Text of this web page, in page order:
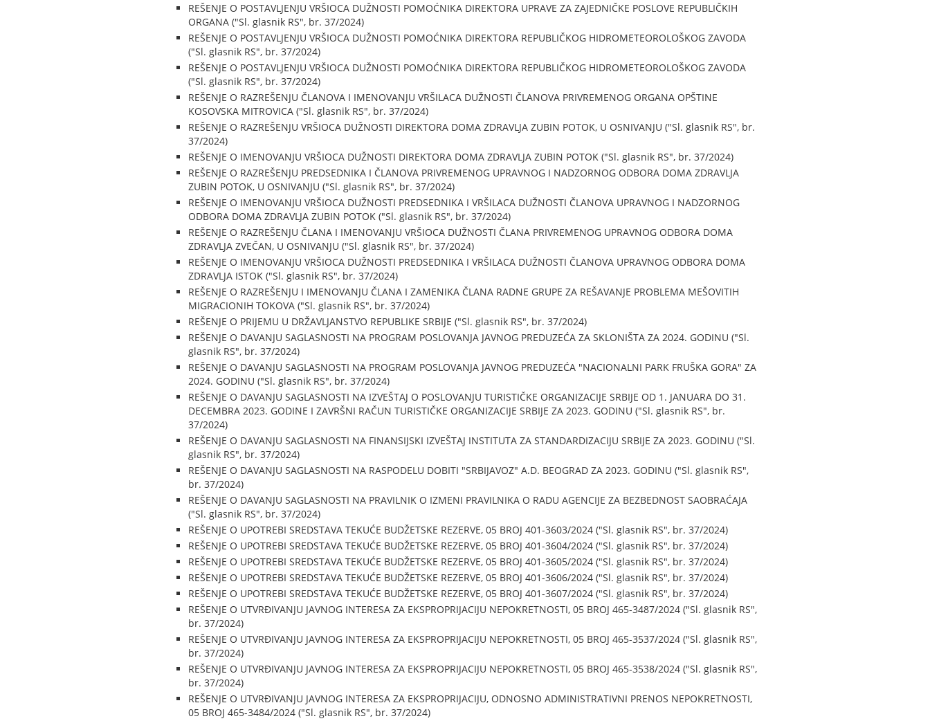
REŠENJE O POSTAVLJENJU VRŠIOCA DUŽNOSTI POMOĆNIKA DIREKTORA UPRAVE ZA ZAJEDNIČKE POSLOVE REPUBLIČKIH
ORGANA ("Sl. glasnik RS", br. 37/2024)
REŠENJE O POSTAVLJENJU VRŠIOCA DUŽNOSTI POMOĆNIKA DIREKTORA REPUBLIČKOG HIDROMETEOROLOŠKOG ZAVODA
("Sl. glasnik RS", br. 37/2024)
REŠENJE O POSTAVLJENJU VRŠIOCA DUŽNOSTI POMOĆNIKA DIREKTORA REPUBLIČKOG HIDROMETEOROLOŠKOG ZAVODA
("Sl. glasnik RS", br. 37/2024)
REŠENJE O RAZREŠENJU ČLANOVA I IMENOVANJU VRŠILACA DUŽNOSTI ČLANOVA PRIVREMENOG ORGANA OPŠTINE
KOSOVSKA MITROVICA ("Sl. glasnik RS", br. 37/2024)
REŠENJE O RAZREŠENJU VRŠIOCA DUŽNOSTI DIREKTORA DOMA ZDRAVLJA ZUBIN POTOK, U OSNIVANJU ("Sl. glasnik RS", br.
37/2024)
REŠENJE O IMENOVANJU VRŠIOCA DUŽNOSTI DIREKTORA DOMA ZDRAVLJA ZUBIN POTOK ("Sl. glasnik RS", br. 37/2024)
REŠENJE O RAZREŠENJU PREDSEDNIKA I ČLANOVA PRIVREMENOG UPRAVNOG I NADZORNOG ODBORA DOMA ZDRAVLJA
ZUBIN POTOK, U OSNIVANJU ("Sl. glasnik RS", br. 37/2024)
REŠENJE O IMENOVANJU VRŠIOCA DUŽNOSTI PREDSEDNIKA I VRŠILACA DUŽNOSTI ČLANOVA UPRAVNOG I NADZORNOG
ODBORA DOMA ZDRAVLJA ZUBIN POTOK ("Sl. glasnik RS", br. 37/2024)
REŠENJE O RAZREŠENJU ČLANA I IMENOVANJU VRŠIOCA DUŽNOSTI ČLANA PRIVREMENOG UPRAVNOG ODBORA DOMA
ZDRAVLJA ZVEČAN, U OSNIVANJU ("Sl. glasnik RS", br. 37/2024)
REŠENJE O IMENOVANJU VRŠIOCA DUŽNOSTI PREDSEDNIKA I VRŠILACA DUŽNOSTI ČLANOVA UPRAVNOG ODBORA DOMA
ZDRAVLJA ISTOK ("Sl. glasnik RS", br. 37/2024)
REŠENJE O RAZREŠENJU I IMENOVANJU ČLANA I ZAMENIKA ČLANA RADNE GRUPE ZA REŠAVANJE PROBLEMA MEŠOVITIH
MIGRACIONIH TOKOVA ("Sl. glasnik RS", br. 37/2024)
REŠENJE O PRIJEMU U DRŽAVLJANSTVO REPUBLIKE SRBIJE ("Sl. glasnik RS", br. 37/2024)
REŠENJE O DAVANJU SAGLASNOSTI NA PROGRAM POSLOVANJA JAVNOG PREDUZEĆA ZA SKLONIŠTA ZA 2024. GODINU ("Sl.
glasnik RS", br. 37/2024)
REŠENJE O DAVANJU SAGLASNOSTI NA PROGRAM POSLOVANJA JAVNOG PREDUZEĆA "NACIONALNI PARK FRUŠKA GORA" ZA
2024. GODINU ("Sl. glasnik RS", br. 37/2024)
REŠENJE O DAVANJU SAGLASNOSTI NA IZVEŠTAJ O POSLOVANJU TURISTIČKE ORGANIZACIJE SRBIJE OD 1. JANUARA DO 31.
DECEMBRA 2023. GODINE I ZAVRŠNI RAČUN TURISTIČKE ORGANIZACIJE SRBIJE ZA 2023. GODINU ("Sl. glasnik RS", br.
37/2024)
REŠENJE O DAVANJU SAGLASNOSTI NA FINANSIJSKI IZVEŠTAJ INSTITUTA ZA STANDARDIZACIJU SRBIJE ZA 2023. GODINU ("Sl.
glasnik RS", br. 37/2024)
REŠENJE O DAVANJU SAGLASNOSTI NA RASPODELU DOBITI "SRBIJAVOZ" A.D. BEOGRAD ZA 2023. GODINU ("Sl. glasnik RS",
br. 37/2024)
REŠENJE O DAVANJU SAGLASNOSTI NA PRAVILNIK O IZMENI PRAVILNIKA O RADU AGENCIJE ZA BEZBEDNOST SAOBRAĆAJA
("Sl. glasnik RS", br. 37/2024)
REŠENJE O UPOTREBI SREDSTAVA TEKUĆE BUDŽETSKE REZERVE, 05 BROJ 401-3603/2024 ("Sl. glasnik RS", br. 37/2024)
REŠENJE O UPOTREBI SREDSTAVA TEKUĆE BUDŽETSKE REZERVE, 05 BROJ 401-3604/2024 ("Sl. glasnik RS", br. 37/2024)
REŠENJE O UPOTREBI SREDSTAVA TEKUĆE BUDŽETSKE REZERVE, 05 BROJ 401-3605/2024 ("Sl. glasnik RS", br. 37/2024)
REŠENJE O UPOTREBI SREDSTAVA TEKUĆE BUDŽETSKE REZERVE, 05 BROJ 401-3606/2024 ("Sl. glasnik RS", br. 37/2024)
REŠENJE O UPOTREBI SREDSTAVA TEKUĆE BUDŽETSKE REZERVE, 05 BROJ 401-3607/2024 ("Sl. glasnik RS", br. 37/2024)
REŠENJE O UTVRĐIVANJU JAVNOG INTERESA ZA EKSPROPRIJACIJU NEPOKRETNOSTI, 05 BROJ 465-3487/2024 ("Sl. glasnik RS",
br. 37/2024)
REŠENJE O UTVRĐIVANJU JAVNOG INTERESA ZA EKSPROPRIJACIJU NEPOKRETNOSTI, 05 BROJ 465-3537/2024 ("Sl. glasnik RS",
br. 37/2024)
REŠENJE O UTVRĐIVANJU JAVNOG INTERESA ZA EKSPROPRIJACIJU NEPOKRETNOSTI, 05 BROJ 465-3538/2024 ("Sl. glasnik RS",
br. 37/2024)
REŠENJE O UTVRĐIVANJU JAVNOG INTERESA ZA EKSPROPRIJACIJU, ODNOSNO ADMINISTRATIVNI PRENOS NEPOKRETNOSTI,
05 BROJ 465-3484/2024 ("Sl. glasnik RS", br. 37/2024)